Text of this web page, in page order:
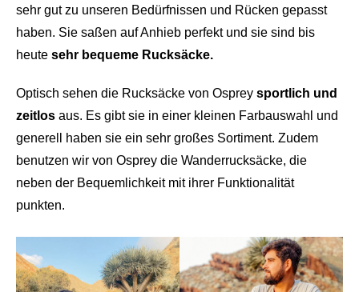
sehr gut zu unseren Bedürfnissen und Rücken gepasst
haben. Sie saßen auf Anhieb perfekt und sie sind bis
heute sehr bequeme Rucksäcke.
Optisch sehen die Rucksäcke von Osprey sportlich und
zeitlos aus. Es gibt sie in einer kleinen Farbauswahl und
generell haben sie ein sehr großes Sortiment. Zudem
benutzen wir von Osprey die Wanderrucksäcke, die
neben der Bequemlichkeit mit ihrer Funktionalität
punkten.